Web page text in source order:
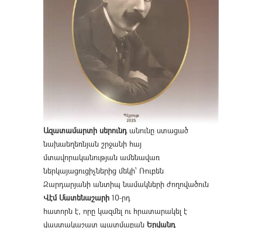
Ազատամարտի սերունդանունը ստացած
նախաեղեռնյան շրջանի հայ
մտավորականության ամենավառ
ներկայացուցիչներից մեկի՝ Ռուբեն
Զարդարյանի անտիպ նամակների ժողովածուն
Վէմ Մատենաշարի 10-րդ
հատորն է, որը կազմել ու հրատարակել է
վաստակաշատ պատմաբան Երվանդ